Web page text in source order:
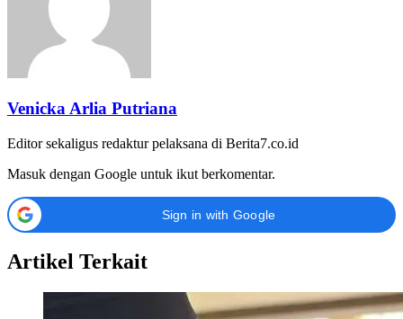
Venicka Arlia Putriana
Editor sekaligus redaktur pelaksana di Berita7.co.id
Masuk dengan Google untuk ikut berkomentar.
Sign in with Google
Artikel Terkait